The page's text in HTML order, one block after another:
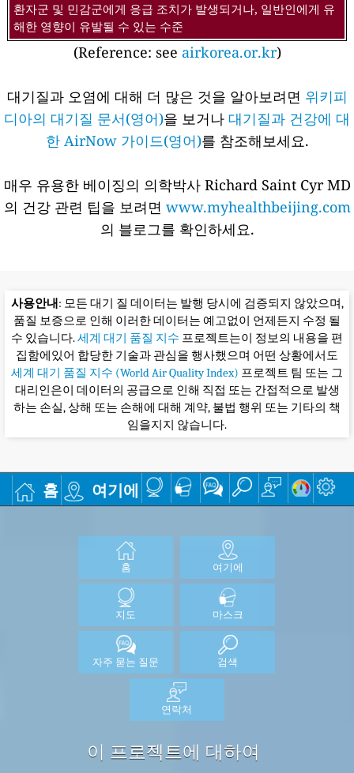
환자군 및 민감군에게 응급 조치가 발생되거나, 일반인에게 유
해한 영향이 유발될 수 있는 수준
(Reference: see airkorea.or.kr)
대기질과 오염에 대해 더 많은 것을 알아보려면 위키피
디아의 대기질 문서(영어)을 보거나 대기질과 건강에 대
한 AirNow 가이드(영어)를 참조해보세요.
매우 유용한 베이징의 의학박사 Richard Saint Cyr MD
의 건강 관련 팁을 보려면 www.myhealthbeijing.com
의 블로그를 확인하세요.
사용안내: 모든 대기 질 데이터는 발행 당시에 검증되지 않았으며,
품질 보증으로 인해 이러한 데이터는 예고없이 언제든지 수정 될
수 있습니다.세계 대기 품질 지수 프로젝트는이 정보의 내용을 편
집함에있어 합당한 기술과 관심을 행사했으며 어떤 상황에서도
세계 대기 품질 지수 (World Air Quality Index) 프로젝트 팀 또는 그
대리인은이 데이터의 공급으로 인해 직접 또는 간접적으로 발생
하는 손실, 상해 또는 손해에 대해 계약, 불법 행위 또는 기타의 책
임을지지 않습니다.
홈 여기에
홈 여기에
지도 마스크
자주 묻는 질문 검색
연락처
이 프로젝트에 대하여